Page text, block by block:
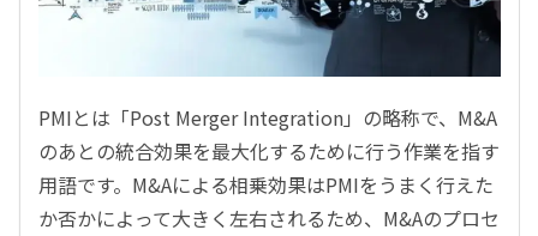
PMIとは「Post Merger Integration」の略称で、M&A
のあとの統合効果を最大化するために行う作業を指す
用語です。M&Aによる相乗効果はPMIをうまく行えた
か否かによって大きく左右されるため、M&Aのプロセ